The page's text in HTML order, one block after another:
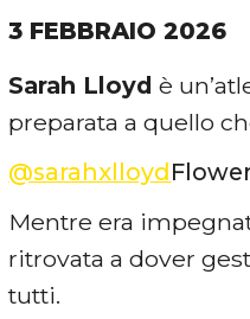
3 FEBBRAIO 2026
Sarah Lloyd è
preparata a quello
@sarahxlloyd
Mentre era
ritrovata a dover
tutti.